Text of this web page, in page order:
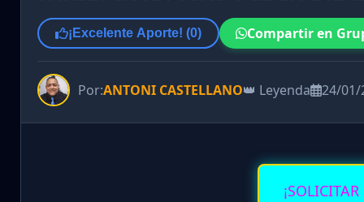
¡Excelente Aporte! (0) Compartir en
Por:ANTONI CASTELLANO👑 Leyenda 24/01/